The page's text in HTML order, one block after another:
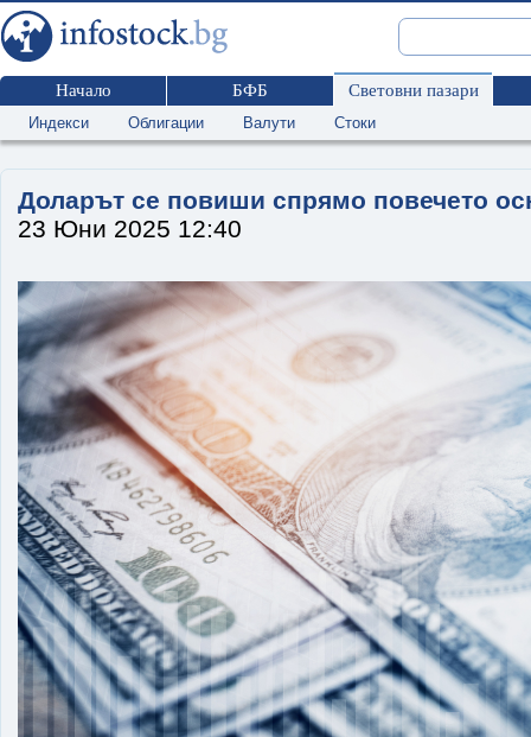
Начало БФБ Световни пазари
Индекси Облигации Валути Стоки
Доларът се повиши спрямо повечето
23 Юни 2025 12:40